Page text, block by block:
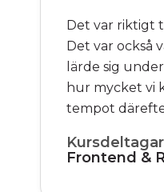
Det var riktigt
Det var också
lärde sig
hur mycket vi
tempot
Frontend &